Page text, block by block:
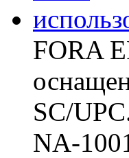
FORA
SC/
NA-